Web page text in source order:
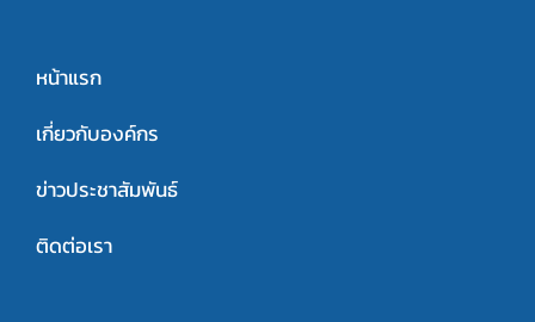
หน้าแรก
เกี่ยวกับองค์กร
ข่าวประชาสัมพันธ์
ติดต่อเรา